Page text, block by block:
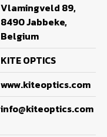
Vlamingveld 89,
8490 Jabbeke,
Belgium
KITE OPTICS
www.kiteoptics.com
info@kiteoptics.com